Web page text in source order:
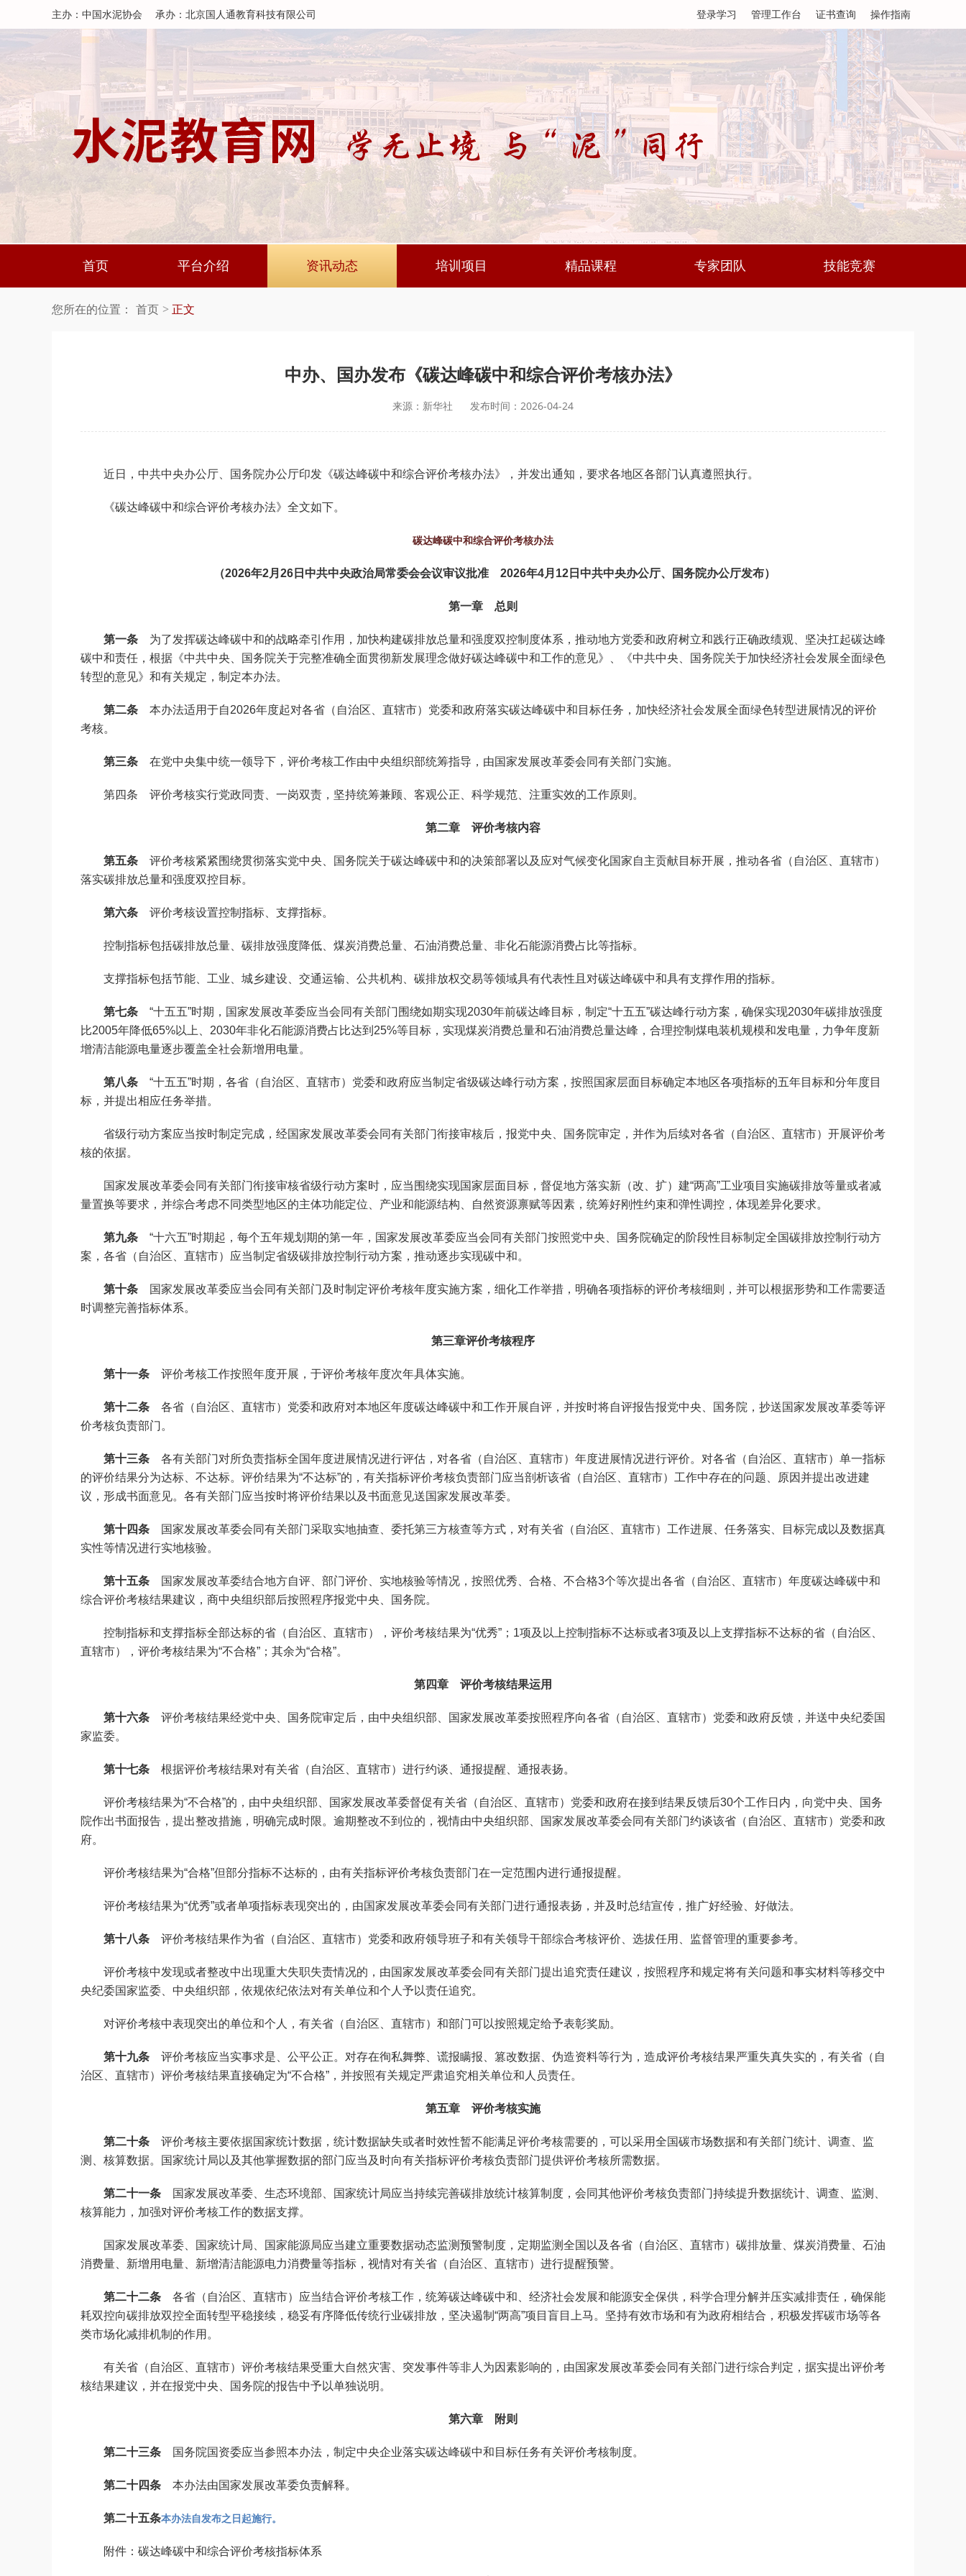
主办：中国水泥协会 承办：北京国人通教育科技有限公司 登录学习 管理工作台 证书查询 操作指南
首页 平台介绍 资讯动态 培训项目 精品课程 专家团队 技能竞赛
您所在的位置： 首页 正文
中办、国办发布《碳达峰碳中和综合评价考核办法》
来源：新华社 发布时间：2026-04-24
近日，中共中央办公厅、国务院办公厅印发《碳达峰碳中和综合评价考核办法》，并发出通知，要求各地区各部门认真遵照执行。
《碳达峰碳中和综合评价考核办法》全文如下。
碳达峰碳中和综合评价考核办法
（2026年2月26日中共中央政治局常委会会议审议批准 2026年4月12日中共中央办公厅、国务院办公厅发布）
第一章 总则
第一条 为了发挥碳达峰碳中和的战略牵引作用，加快构建碳排放总量和强度双控制度体系，推动地方党委和政府树立和践行正确政绩观、坚决扛起碳达峰
碳中和责任，根据《中共中央、国务院关于完整准确全面贯彻新发展理念做好碳达峰碳中和工作的意见》、《中共中央、国务院关于加快经济社会发展全面绿色
转型的意见》和有关规定，制定本办法。
第二条 本办法适用于自2026年度起对各省（自治区、直辖市）党委和政府落实碳达峰碳中和目标任务，加快经济社会发展全面绿色转型进展情况的评价
考核。
第三条 在党中央集中统一领导下，评价考核工作由中央组织部统筹指导，由国家发展改革委会同有关部门实施。
第四条 评价考核实行党政同责、一岗双责，坚持统筹兼顾、客观公正、科学规范、注重实效的工作原则。
第二章 评价考核内容
第五条 评价考核紧紧围绕贯彻落实党中央、国务院关于碳达峰碳中和的决策部署以及应对气候变化国家自主贡献目标开展，推动各省（自治区、直辖市）
落实碳排放总量和强度双控目标。
第六条 评价考核设置控制指标、支撑指标。
控制指标包括碳排放总量、碳排放强度降低、煤炭消费总量、石油消费总量、非化石能源消费占比等指标。
支撑指标包括节能、工业、城乡建设、交通运输、公共机构、碳排放权交易等领域具有代表性且对碳达峰碳中和具有支撑作用的指标。
第七条 “十五五”时期，国家发展改革委应当会同有关部门围绕如期实现2030年前碳达峰目标，制定“十五五”碳达峰行动方案，确保实现2030年碳排放强度
比2005年降低65%以上、2030年非化石能源消费占比达到25%等目标，实现煤炭消费总量和石油消费总量达峰，合理控制煤电装机规模和发电量，力争年度新
增清洁能源电量逐步覆盖全社会新增用电量。
第八条 “十五五”时期，各省（自治区、直辖市）党委和政府应当制定省级碳达峰行动方案，按照国家层面目标确定本地区各项指标的五年目标和分年度目
标，并提出相应任务举措。
省级行动方案应当按时制定完成，经国家发展改革委会同有关部门衔接审核后，报党中央、国务院审定，并作为后续对各省（自治区、直辖市）开展评价考
核的依据。
国家发展改革委会同有关部门衔接审核省级行动方案时，应当围绕实现国家层面目标，督促地方落实新（改、扩）建“两高”工业项目实施碳排放等量或者减
量置换等要求，并综合考虑不同类型地区的主体功能定位、产业和能源结构、自然资源禀赋等因素，统筹好刚性约束和弹性调控，体现差异化要求。
第九条 “十六五”时期起，每个五年规划期的第一年，国家发展改革委应当会同有关部门按照党中央、国务院确定的阶段性目标制定全国碳排放控制行动方
案，各省（自治区、直辖市）应当制定省级碳排放控制行动方案，推动逐步实现碳中和。
第十条 国家发展改革委应当会同有关部门及时制定评价考核年度实施方案，细化工作举措，明确各项指标的评价考核细则，并可以根据形势和工作需要适
时调整完善指标体系。
第三章评价考核程序
第十一条 评价考核工作按照年度开展，于评价考核年度次年具体实施。
第十二条 各省（自治区、直辖市）党委和政府对本地区年度碳达峰碳中和工作开展自评，并按时将自评报告报党中央、国务院，抄送国家发展改革委等评
价考核负责部门。
第十三条 各有关部门对所负责指标全国年度进展情况进行评估，对各省（自治区、直辖市）年度进展情况进行评价。对各省（自治区、直辖市）单一指标
的评价结果分为达标、不达标。评价结果为“不达标”的，有关指标评价考核负责部门应当剖析该省（自治区、直辖市）工作中存在的问题、原因并提出改进建
议，形成书面意见。各有关部门应当按时将评价结果以及书面意见送国家发展改革委。
第十四条 国家发展改革委会同有关部门采取实地抽查、委托第三方核查等方式，对有关省（自治区、直辖市）工作进展、任务落实、目标完成以及数据真
实性等情况进行实地核验。
第十五条
国家发展改革委结合地方自评、部门评价、实地核验等情况，按照优秀、合格、不合格3个等次提出各省（自治区、直辖市）年度碳达峰碳中和
综合评价考核结果建议，商中央组织部后按照程序报党中央、国务院。
控制指标和支撑指标全部达标的省（自治区、直辖市），评价考核结果为“优秀”；1项及以上控制指标不达标或者3项及以上支撑指标不达标的省（自治区、
直辖市），评价考核结果为“不合格”；其余为“合格”。
第四章 评价考核结果运用
第十六条 评价考核结果经党中央、国务院审定后，由中央组织部、国家发展改革委按照程序向各省（自治区、直辖市）党委和政府反馈，并送中央纪委国
家监委。
第十七条 根据评价考核结果对有关省（自治区、直辖市）进行约谈、通报提醒、通报表扬。
评价考核结果为“不合格”的，由中央组织部、国家发展改革委督促有关省（自治区、直辖市）党委和政府在接到结果反馈后30个工作日内，向党中央、国务
院作出书面报告，提出整改措施，明确完成时限。逾期整改不到位的，视情由中央组织部、国家发展改革委会同有关部门约谈该省（自治区、直辖市）党委和政
府。
评价考核结果为“合格”但部分指标不达标的，由有关指标评价考核负责部门在一定范围内进行通报提醒。
评价考核结果为“优秀”或者单项指标表现突出的，由国家发展改革委会同有关部门进行通报表扬，并及时总结宣传，推广好经验、好做法。
第十八条 评价考核结果作为省（自治区、直辖市）党委和政府领导班子和有关领导干部综合考核评价、选拔任用、监督管理的重要参考。
评价考核中发现或者整改中出现重大失职失责情况的，由国家发展改革委会同有关部门提出追究责任建议，按照程序和规定将有关问题和事实材料等移交中
央纪委国家监委、中央组织部，依规依纪依法对有关单位和个人予以责任追究。
对评价考核中表现突出的单位和个人，有关省（自治区、直辖市）和部门可以按照规定给予表彰奖励。
第十九条 评价考核应当实事求是、公平公正。对存在徇私舞弊、谎报瞒报、篡改数据、伪造资料等行为，造成评价考核结果严重失真失实的，有关省（自
治区、直辖市）评价考核结果直接确定为“不合格”，并按照有关规定严肃追究相关单位和人员责任。
第五章 评价考核实施
第二十条 评价考核主要依据国家统计数据，统计数据缺失或者时效性暂不能满足评价考核需要的，可以采用全国碳市场数据和有关部门统计、调查、监
测、核算数据。国家统计局以及其他掌握数据的部门应当及时向有关指标评价考核负责部门提供评价考核所需数据。
第二十一条 国家发展改革委、生态环境部、国家统计局应当持续完善碳排放统计核算制度，会同其他评价考核负责部门持续提升数据统计、调查、监测、
核算能力，加强对评价考核工作的数据支撑。
国家发展改革委、国家统计局、国家能源局应当建立重要数据动态监测预警制度，定期监测全国以及各省（自治区、直辖市）碳排放量、煤炭消费量、石油
消费量、新增用电量、新增清洁能源电力消费量等指标，视情对有关省（自治区、直辖市）进行提醒预警。
第二十二条 各省（自治区、直辖市）应当结合评价考核工作，统筹碳达峰碳中和、经济社会发展和能源安全保供，科学合理分解并压实减排责任，确保能
耗双控向碳排放双控全面转型平稳接续，稳妥有序降低传统行业碳排放，坚决遏制“两高”项目盲目上马。坚持有效市场和有为政府相结合，积极发挥碳市场等各
类市场化减排机制的作用。
有关省（自治区、直辖市）评价考核结果受重大自然灾害、突发事件等非人为因素影响的，由国家发展改革委会同有关部门进行综合判定，据实提出评价考
核结果建议，并在报党中央、国务院的报告中予以单独说明。
第六章 附则
第二十三条 国务院国资委应当参照本办法，制定中央企业落实碳达峰碳中和目标任务有关评价考核制度。
第二十四条 本办法由国家发展改革委负责解释。
第二十五条本办法自发布之日起施行。
附件：碳达峰碳中和综合评价考核指标体系